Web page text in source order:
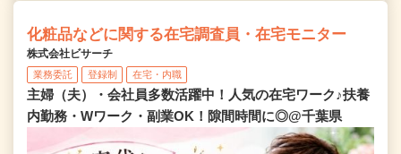
化粧品などに関する在宅調査員・在宅モニター
株式会社ビサーチ
業務委託 登録制 在宅・内職
主婦（夫）・会社員多数活躍中！人気の在宅ワーク♪扶養
内勤務・Wワーク・副業OK！隙間時間に◎@千葉県